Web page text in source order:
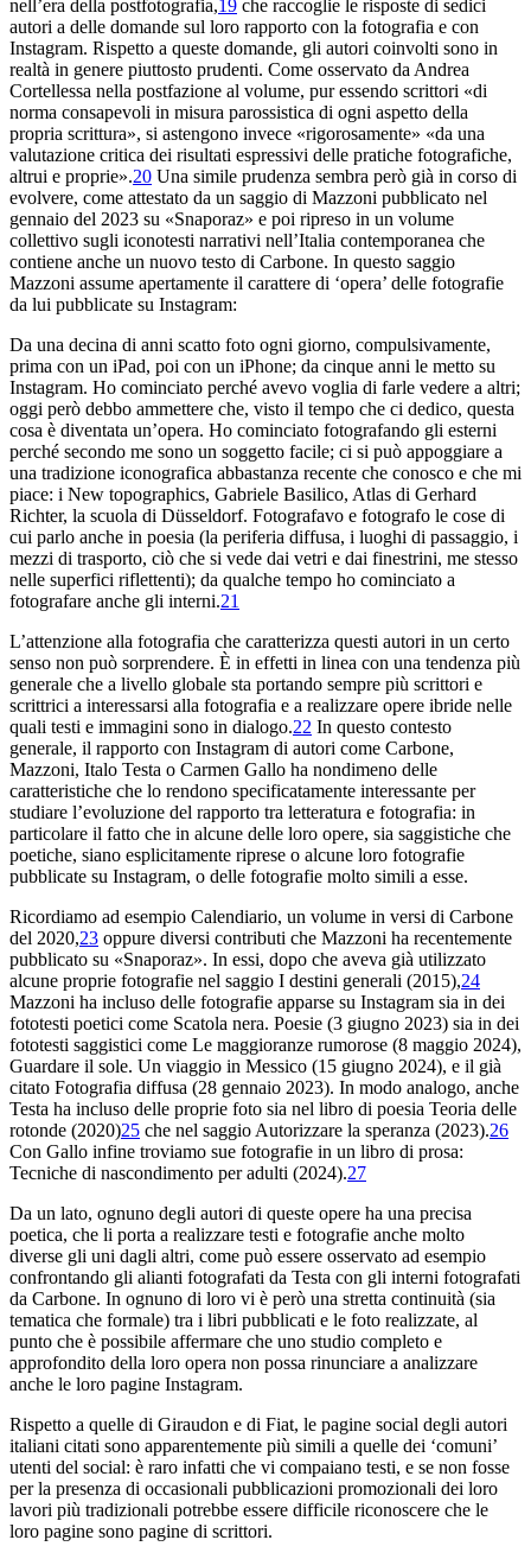
nell’era della postfotografia,19 che raccoglie le risposte di sedici
autori a delle domande sul loro rapporto con la fotografia e con
Instagram. Rispetto a queste domande, gli autori coinvolti sono in
realtà in genere piuttosto prudenti. Come osservato da Andrea
Cortellessa nella postfazione al volume, pur essendo scrittori «di
norma consapevoli in misura parossistica di ogni aspetto della
propria scrittura», si astengono invece «rigorosamente» «da una
valutazione critica dei risultati espressivi delle pratiche fotografiche,
altrui e proprie».20 Una simile prudenza sembra però già in corso di
evolvere, come attestato da un saggio di Mazzoni pubblicato nel
gennaio del 2023 su «Snaporaz» e poi ripreso in un volume
collettivo sugli iconotesti narrativi nell’Italia contemporanea che
contiene anche un nuovo testo di Carbone. In questo saggio
Mazzoni assume apertamente il carattere di ‘opera’ delle fotografie
da lui pubblicate su Instagram:
Da una decina di anni scatto foto ogni giorno, compulsivamente,
prima con un iPad, poi con un iPhone; da cinque anni le metto su
Instagram. Ho cominciato perché avevo voglia di farle vedere a altri;
oggi però debbo ammettere che, visto il tempo che ci dedico, questa
cosa è diventata un’opera. Ho cominciato fotografando gli esterni
perché secondo me sono un soggetto facile; ci si può appoggiare a
una tradizione iconografica abbastanza recente che conosco e che mi
piace: i New topographics, Gabriele Basilico, Atlas di Gerhard
Richter, la scuola di Düsseldorf. Fotografavo e fotografo le cose di
cui parlo anche in poesia (la periferia diffusa, i luoghi di passaggio, i
mezzi di trasporto, ciò che si vede dai vetri e dai finestrini, me stesso
nelle superfici riflettenti); da qualche tempo ho cominciato a
fotografare anche gli interni.21
L’attenzione alla fotografia che caratterizza questi autori in un certo
senso non può sorprendere. È in effetti in linea con una tendenza più
generale che a livello globale sta portando sempre più scrittori e
scrittrici a interessarsi alla fotografia e a realizzare opere ibride nelle
quali testi e immagini sono in dialogo.22 In questo contesto
generale, il rapporto con Instagram di autori come Carbone,
Mazzoni, Italo Testa o Carmen Gallo ha nondimeno delle
caratteristiche che lo rendono specificatamente interessante per
studiare l’evoluzione del rapporto tra letteratura e fotografia: in
particolare il fatto che in alcune delle loro opere, sia saggistiche che
poetiche, siano esplicitamente riprese o alcune loro fotografie
pubblicate su Instagram, o delle fotografie molto simili a esse.
Ricordiamo ad esempio Calendiario, un volume in versi di Carbone
del 2020,23 oppure diversi contributi che Mazzoni ha recentemente
pubblicato su «Snaporaz». In essi, dopo che aveva già utilizzato
alcune proprie fotografie nel saggio I destini generali (2015),24
Mazzoni ha incluso delle fotografie apparse su Instagram sia in dei
fototesti poetici come Scatola nera. Poesie (3 giugno 2023) sia in dei
fototesti saggistici come Le maggioranze rumorose (8 maggio 2024),
Guardare il sole. Un viaggio in Messico (15 giugno 2024), e il già
citato Fotografia diffusa (28 gennaio 2023). In modo analogo, anche
Testa ha incluso delle proprie foto sia nel libro di poesia Teoria delle
rotonde (2020)25 che nel saggio Autorizzare la speranza (2023).26
Con Gallo infine troviamo sue fotografie in un libro di prosa:
Tecniche di nascondimento per adulti (2024).27
Da un lato, ognuno degli autori di queste opere ha una precisa
poetica, che li porta a realizzare testi e fotografie anche molto
diverse gli uni dagli altri, come può essere osservato ad esempio
confrontando gli alianti fotografati da Testa con gli interni fotografati
da Carbone. In ognuno di loro vi è però una stretta continuità (sia
tematica che formale) tra i libri pubblicati e le foto realizzate, al
punto che è possibile affermare che uno studio completo e
approfondito della loro opera non possa rinunciare a analizzare
anche le loro pagine Instagram.
Rispetto a quelle di Giraudon e di Fiat, le pagine social degli autori
italiani citati sono apparentemente più simili a quelle dei ‘comuni’
utenti del social: è raro infatti che vi compaiano testi, e se non fosse
per la presenza di occasionali pubblicazioni promozionali dei loro
lavori più tradizionali potrebbe essere difficile riconoscere che le
loro pagine sono pagine di scrittori.